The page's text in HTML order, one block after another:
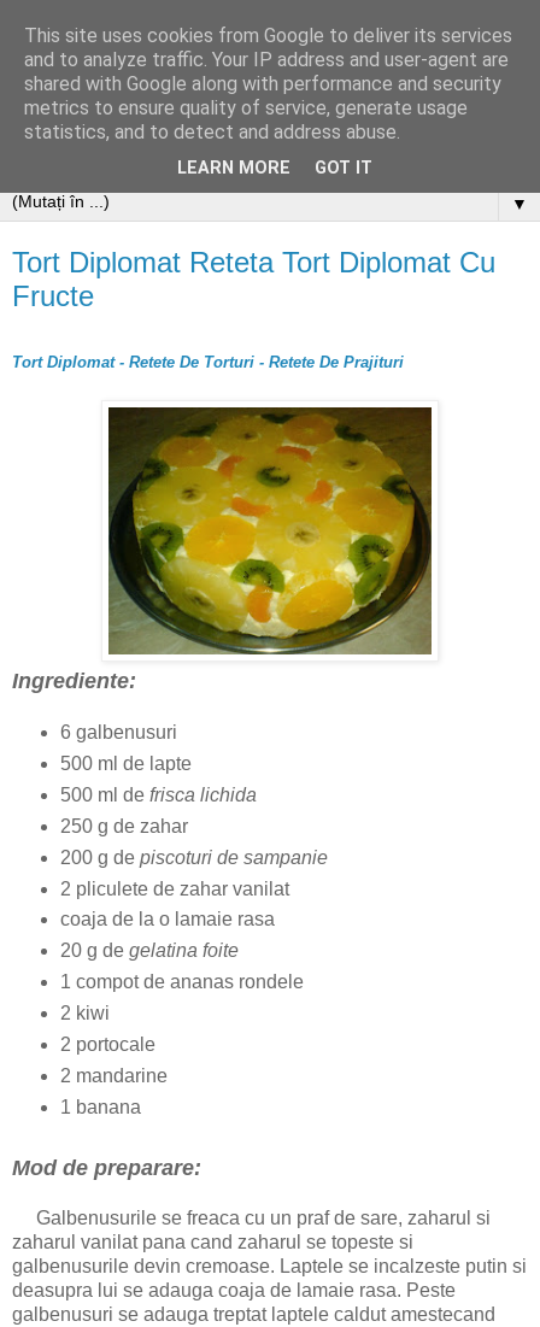
▼
Tort Diplomat Reteta Tort Diplomat Cu
Fructe
Tort Diplomat - Retete De Torturi - Retete De Prajituri
Ingrediente:
6 galbenusuri
500 ml de lapte
500 ml de frisca lichida
250 g de zahar
200 g de piscoturi de sampanie
2 pliculete de zahar vanilat
coaja de la o lamaie rasa
20 g de gelatina foite
1 compot de ananas rondele
2 kiwi
2 portocale
2 mandarine
1 banana
Mod de preparare:
Galbenusurile se freaca cu un praf de sare, zaharul si
zaharul vanilat pana cand zaharul se topeste si
galbenusurile devin cremoase. Laptele se incalzeste putin si
deasupra lui se adauga coaja de lamaie rasa. Peste
galbenusuri se adauga treptat laptele caldut amestecand
This site uses cookies from Google to deliver its services
and to analyze traffic. Your IP address and user-agent are
shared with Google along with performance and security
metrics to ensure quality of service, generate usage
statistics, and to detect and address abuse.
LEARN MORE GOT IT